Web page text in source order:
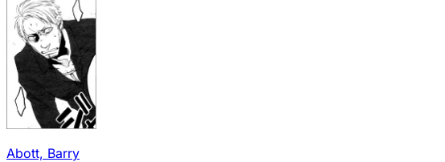
Abott, Barry